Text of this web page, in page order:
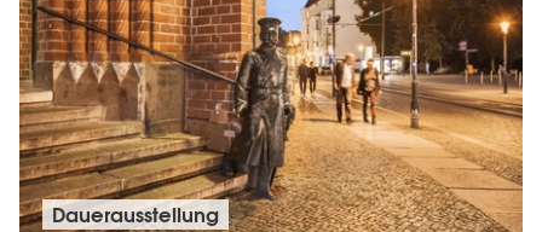
Dauer­aus­stel­lung